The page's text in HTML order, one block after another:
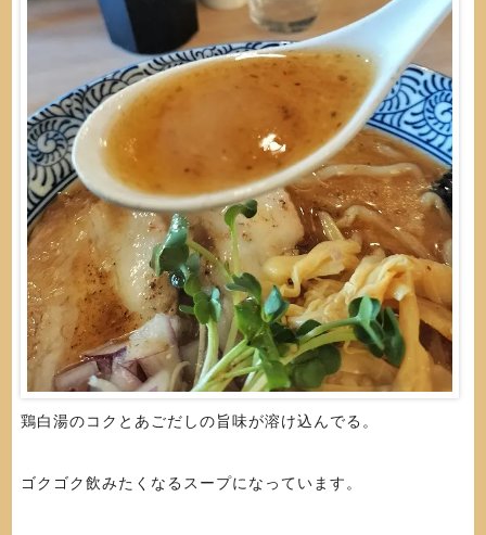
鶏白湯のコクとあごだしの旨味が溶け込んでる。
ゴクゴク飲みたくなるスープになっています。